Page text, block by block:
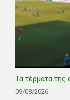
Τα τέρματα της
09/08/2026